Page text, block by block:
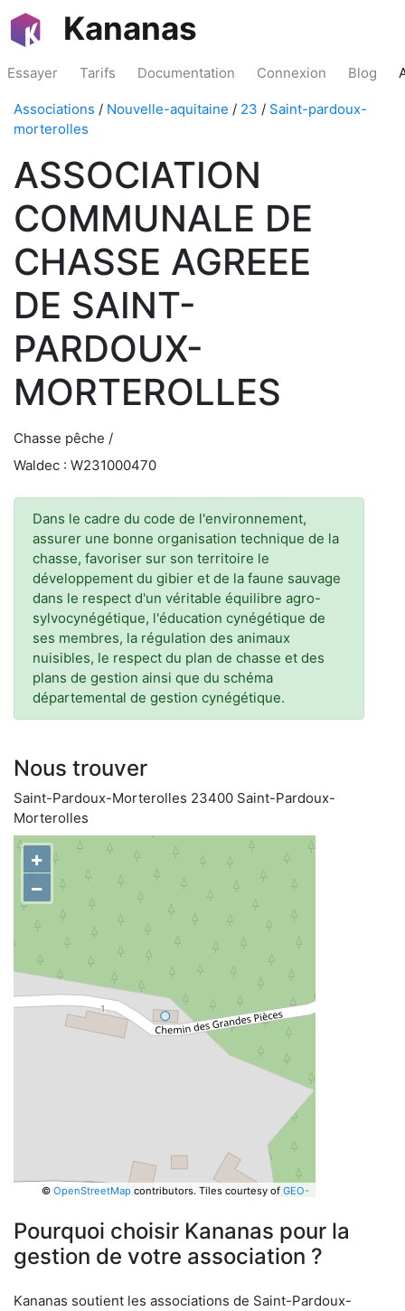
Kananas
Essayer Tarifs Documentation Connexion Blog
Associations / Nouvelle-aquitaine / 23 / Saint-pardoux-
morterolles
ASSOCIATION
COMMUNALE DE
CHASSE AGREEE
DE SAINT-
PARDOUX-
MORTEROLLES
Chasse pêche /
Waldec : W231000470
Dans le cadre du code de l'environnement,
assurer une bonne organisation technique de la
chasse, favoriser sur son territoire le
développement du gibier et de la faune sauvage
dans le respect d'un véritable équilibre agro-
sylvocynégétique, l'éducation cynégétique de
ses membres, la régulation des animaux
nuisibles, le respect du plan de chasse et des
plans de gestion ainsi que du schéma
départemental de gestion cynégétique.
Nous trouver
Saint-Pardoux-Morterolles 23400 Saint-Pardoux-
Morterolles
+
−
© OpenStreetMapcontributors. Tiles courtesy of GEO-
Pourquoi choisir Kananas pour la
gestion de votre association ?
Kananas soutient les associations de Saint-Pardoux-